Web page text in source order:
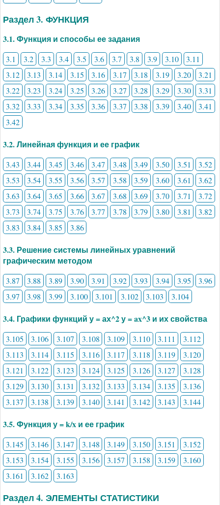
Раздел 3. ФУНКЦИЯ
3.1. Функция и способы ее задания
3.1 3.2 3.3 3.4 3.5 3.6 3.7 3.8 3.9 3.10
3.11
3.12
3.13 3.14 3.15 3.16 3.17 3.18 3.19 3.20
3.21
3.22
3.23 3.24 3.25 3.26 3.27 3.28 3.29 3.30
3.31
3.32
3.33 3.34 3.35 3.36 3.37 3.38 3.39 3.40
3.41
3.42
3.2. Линейная функция и ее график
3.43 3.44 3.45 3.46 3.47 3.48 3.49 3.50 3.51
3.52
3.53
3.54 3.55 3.56 3.57 3.58 3.59 3.60 3.61
3.62
3.63
3.64 3.65 3.66 3.67 3.68 3.69 3.70 3.71
3.72
3.73
3.74 3.75 3.76 3.77 3.78 3.79 3.80 3.81
3.82
3.83
3.84 3.85 3.86
3.3. Решение системы линейных уравнений
графическим методом
3.87 3.88 3.89 3.90 3.91 3.92 3.93 3.94 3.95
3.96
3.97
3.98 3.99 3.100 3.101 3.102 3.103 3.104
3.4. Графики функций у = ах^2 у = ax^3 и их свойства
3.105 3.106 3.107 3.108 3.109 3.110 3.111
3.112
3.113
3.114 3.115 3.116 3.117 3.118 3.119
3.120
3.121
3.122 3.123 3.124 3.125 3.126 3.127
3.128
3.129
3.130 3.131 3.132 3.133 3.134 3.135
3.136
3.137
3.138 3.139 3.140 3.141 3.142 3.143 3.144
3.5. Функция у = k/x и ее график
3.145 3.146 3.147 3.148 3.149 3.150 3.151
3.152
3.153
3.154 3.155 3.156 3.157 3.158 3.159
3.160
3.161
3.162 3.163
Раздел 4. ЭЛЕМЕНТЫ СТАТИСТИКИ